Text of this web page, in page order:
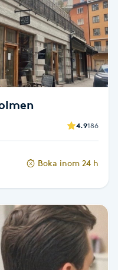
4.9186
Boka inom 24 h